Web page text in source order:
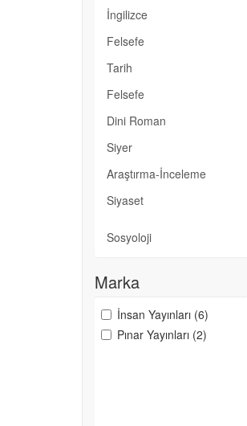
İngilizce
Felsefe
Tarih
Felsefe
Dini Roman
Siyer
Araştırma-İnceleme
Siyaset
Sosyoloji
Marka
İnsan Yayınları (6)
Pınar Yayınları (2)